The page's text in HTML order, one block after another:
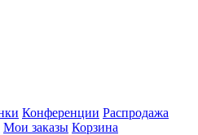
Конференции Распродажа
Мои заказы Корзина